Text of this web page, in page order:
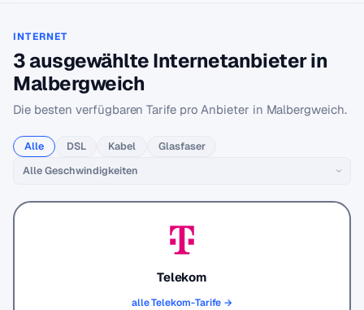
INTERNET
3 ausgewählte Internetanbieter in
Malbergweich
Die besten verfügbaren Tarife pro Anbieter in Malbergweich.
Alle DSL Kabel Glasfaser
Telekom
alle Telekom-Tarife →